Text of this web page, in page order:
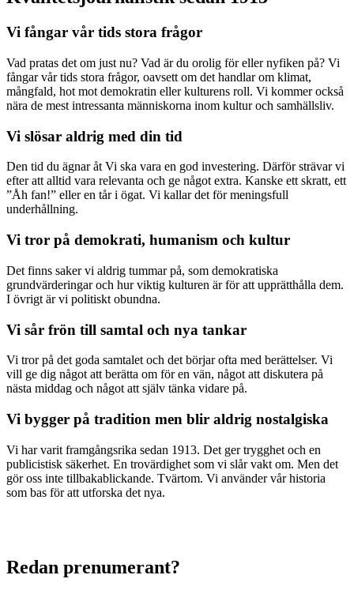
Vi fångar vår tids stora frågor
Vad pratas det om just nu? Vad är du orolig för eller nyfiken på? Vi
fångar vår tids stora frågor, oavsett om det handlar om klimat,
mångfald, hot mot demokratin eller kulturens roll. Vi kommer också
nära de mest intressanta människorna inom kultur och samhällsliv.
Vi slösar aldrig med din tid
Den tid du ägnar åt Vi ska vara en god investering. Därför strävar vi
efter att alltid vara relevanta och ge något extra. Kanske ett skratt, ett
”Åh fan!” eller en tår i ögat. Vi kallar det för meningsfull
underhållning.
Vi tror på demokrati, humanism och kultur
Det finns saker vi aldrig tummar på, som demokratiska
grundvärderingar och hur viktig kulturen är för att upprätthålla dem.
I övrigt är vi politiskt obundna.
Vi sår frön till samtal och nya tankar
Vi tror på det goda samtalet och det börjar ofta med berättelser. Vi
vill ge dig något att berätta om för en vän, något att diskutera på
nästa middag och något att själv tänka vidare på.
Vi bygger på tradition men blir aldrig nostalgiska
Vi har varit framgångsrika sedan 1913. Det ger trygghet och en
publicistisk säkerhet. En trovärdighet som vi slår vakt om. Men det
gör oss inte tillbakablickande. Tvärtom. Vi använder vår historia
som bas för att utforska det nya.
Redan prenumerant?